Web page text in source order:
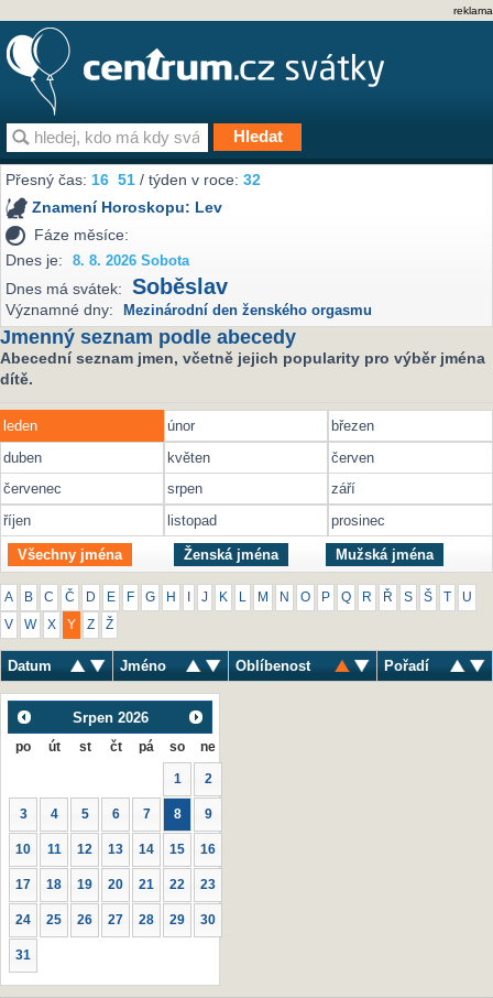
reklama
Přesný čas:16 51 / týden v roce:32
Znamení Horoskopu: Lev
Fáze měsíce:
Dnes je:
8. 8. 2026 Sobota
Dnes má svátek: Soběslav
Významné dny: Mezinárodní den ženského orgasmu
Jmenný seznam podle abecedy
Abecední seznam jmen, včetně jejich popularity pro výběr jména
dítě.
leden únor
březen
duben
květen
červen
červenec
srpen
září
říjen
listopad prosinec
Všechny jména Ženská jména Mužská jména
A B C Č D E F G H J K M N O P Q R Ř S Š U
V W X Y Z Ž
Datum Jméno Oblíbenost Pořadí
Srpen 2026
po út st čt pá so ne
1 2
3 4 5 6 7 8 9
10 11 12 13 14 15 16
17 18 19 20 21 22 23
24 25 26 27 28 29 30
31